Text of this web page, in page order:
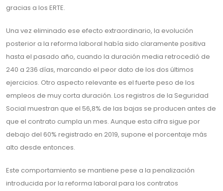
gracias a los ERTE.
Una vez eliminado ese efecto extraordinario, la evolución
posterior a la reforma laboral había sido claramente positiva
hasta el pasado año, cuando la duración media retrocedió de
240 a 236 días, marcando el peor dato de los dos últimos
ejercicios. Otro aspecto relevante es el fuerte peso de los
empleos de muy corta duración. Los registros de la Seguridad
Social muestran que el 56,8% de las bajas se producen antes de
que el contrato cumpla un mes. Aunque esta cifra sigue por
debajo del 60% registrado en 2019, supone el porcentaje más
alto desde entonces.
Este comportamiento se mantiene pese a la penalización
introducida por la reforma laboral para los contratos